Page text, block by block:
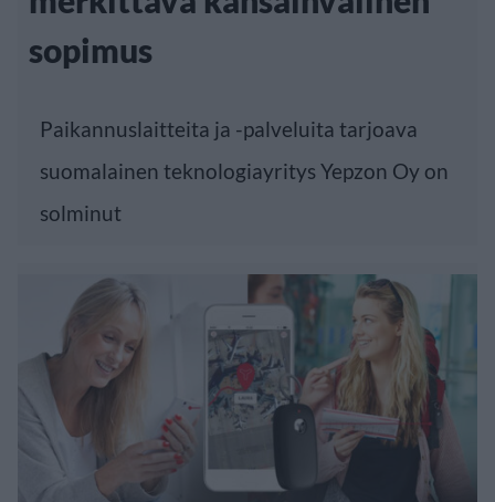
sopimus
Paikannuslaitteita ja -palveluita tarjoava
suomalainen teknologiayritys Yepzon Oy on
solminut